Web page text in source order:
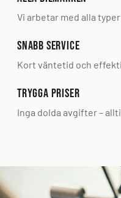
Vi arbetar med alla
Snabb service
Kort väntetid och
Trygga priser
Inga dolda avgifter –